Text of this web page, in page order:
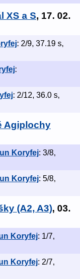
XS a S, 17. 02.
: 2/9, 37.19 s,
:
: 2/12, 36.0 s,
Agiplochy
Koryfej: 3/8,
Koryfej: 5/8,
(A2, A3), 03.
Koryfej: 1/7,
Koryfej: 2/7,